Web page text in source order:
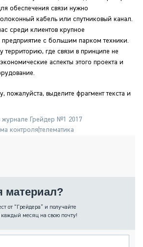
обеспечения связи нужно
кабель или спутниковый канал.
среди клиентов крупное
предприятие с большим парком техники.
территорию, где связи в принципе не
аспекты этого проекта и
выделите фрагмент текста и
журнале Грейдер №1 2017
контроля |телематика
материал?
от “Грейдера” и получайте
каждый месяц на свою почту!